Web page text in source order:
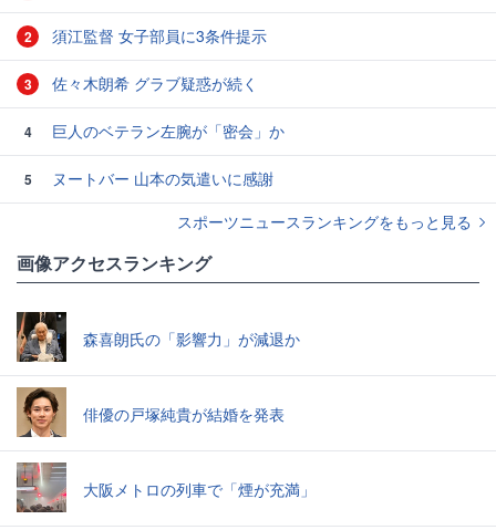
2 須江監督 女子部員に3条件提示
3 佐々木朗希 グラブ疑惑が続く
4 巨人のベテラン左腕が「密会」か
5
ヌートバー 山本の気遣いに感謝
スポーツニュースランキングをもっと見る
画像アクセスランキング
森喜朗氏の「影響力」が減退か
俳優の戸塚純貴が結婚を発表
大阪メトロの列車で「煙が充満」